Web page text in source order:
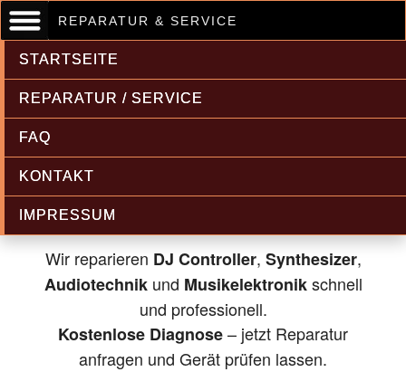
REPARATUR & SERVICE
STARTSEITE
REPARATUR / SERVICE
FAQ
KONTAKT
IMPRESSUM
Musikelektronik & Audiotechnik
Reparatur
Wir reparieren DJ Controller, Synthesizer,
Audiotechnikund Musikelektronikschnell
und professionell.
Kostenlose Diagnose– jetzt Reparatur
anfragen und Gerät prüfen lassen.